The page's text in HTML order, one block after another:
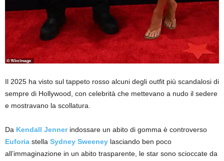
Il 2025 ha visto sul tappeto rosso alcuni degli outfit più scandalosi di
sempre di Hollywood, con celebrità che mettevano a nudo il sedere
e mostravano la scollatura.
Da Kendall Jennerindossare un abito di gomma è controverso
Euforia stella Sydney Sweeney lasciando ben poco
all’immaginazione in un abito trasparente, le star sono scioccate da